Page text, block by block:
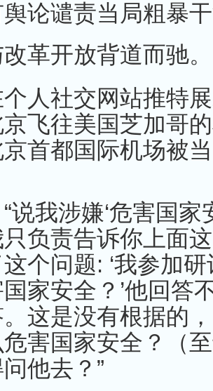
论谴责当局粗暴
革开放背道而驰
人社交网站推特
京飞往美国芝加哥
首都国际机场被
说我涉嫌‘危害国家
负责告诉你上面
个问题: ‘我参加
家安全？’他回答
这是没有根据的
害国家安全？（
他去？”